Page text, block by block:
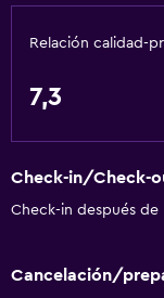
Relación calidad-
7,3
Check-in/Check-
Check-in después de
Cancelación/